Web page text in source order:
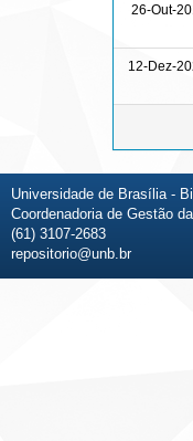
26-Out-
12-Dez-
Universidade de Brasília -
Coordenadoria de Gestão
(61) 3107-2683
repositorio@unb.br